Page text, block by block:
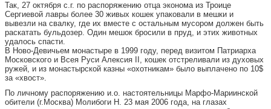
Так, 27 октября с.г. по распоряжению отца эконома из Троице
Сергиевой лавры более 30 живых кошек упаковали в мешки и
вывезли на свалку, где их вместе с остальным мусором должен быть
раскатать бульдозер. Один мешок бросили в пруд, и этих животных
удалось спасти.
В Ново-Девичьем монастыре в 1999 году, перед визитом Патриарха
Московского и Всея Руси Алексия II, кошек отстреливали из духовых
ружей, и из монастырской казны «охотникам» было выплачено по 10$
за «хвост».
По личному распоряжению и.о. настоятельницы Марфо-Мариинской
обители (г.Москва) Молибоги Н. 23 мая 2006 года, на глазах